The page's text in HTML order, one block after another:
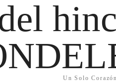
Un Solo Corazón